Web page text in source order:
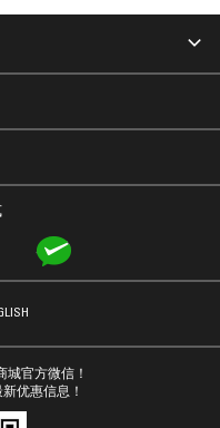
城官方微信！
优惠信息！